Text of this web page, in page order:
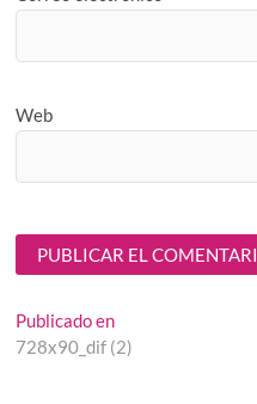
Web
Navegación
de
Publicado en
728x90_dif (2)